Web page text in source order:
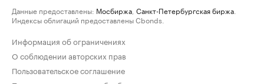
Данные предоставлены: Мосбиржа Санкт-Петербургская биржа
Индексы облигаций предоставлены Cbonds.
Информация об ограничениях
О соблюдении авторских прав
Пользовательское соглашение